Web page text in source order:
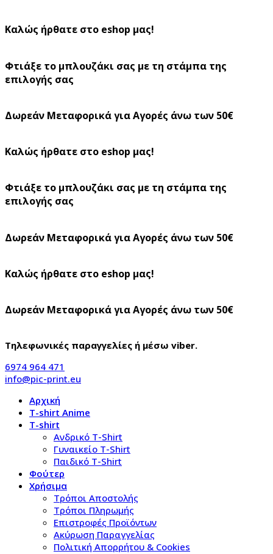
Καλώς ήρθατε στο eshop μας!
Φτιάξε το μπλουζάκι σας με τη στάμπα της
επιλογής σας
Δωρεάν Μεταφορικά για Αγορές άνω των 50€
Καλώς ήρθατε στο eshop μας!
Φτιάξε το μπλουζάκι σας με τη στάμπα της
επιλογής σας
Δωρεάν Μεταφορικά για Αγορές άνω των 50€
Καλώς ήρθατε στο eshop μας!
Δωρεάν Μεταφορικά για Αγορές άνω των 50€
Τηλεφωνικές παραγγελίες ή μέσω viber.
6974 964 471
info@pic-print.eu
Αρχική
T-shirt Anime
T-shirt
Aνδρικό Τ-Shirt
Γυναικείο T-Shirt
Παιδικό T-Shirt
Φούτερ
Χρήσιμα
Τρόποι Αποστολής
Τρόποι Πληρωμής
Επιστροφές Προϊόντων
Ακύρωση Παραγγελίας
Πολιτική Απορρήτου & Cookies